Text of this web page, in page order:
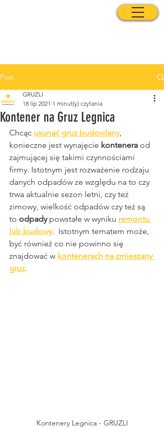
Post
Kontener na Gruz Legnica
GRUZLI
18 lip 2021 1 minut(y) czytania
Chcąc usunąć gruz budowlany,
konieczne jest wynajęcie kontenera od
zajmującej się takimi czynnościami
firmy. Istotnym jest rozważenie rodzaju
danych odpadów ze względu na to czy
trwa aktualnie sezon letni, czy też
zimowy, wielkość odpadów czy też są
to odpady powstałe w wyniku remontu
lub budowy.  Istotnym tematem może,
być również co nie powinno się
znajdować w kontenerach na zmieszany
gruz.
Kontenery Legnica - GRUZLI